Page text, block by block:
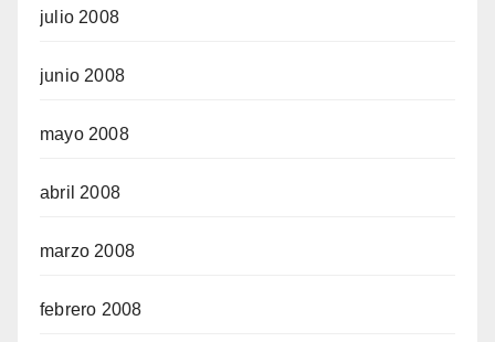
julio 2008
junio 2008
mayo 2008
abril 2008
marzo 2008
febrero 2008